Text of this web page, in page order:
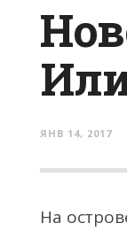
ЯНВ 14, 2017
На